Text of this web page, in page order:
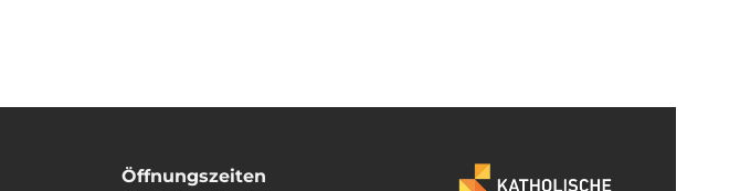
Öffnungszeiten